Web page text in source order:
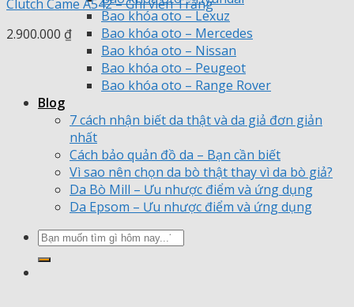
Bao khóa oto – Lexuz
Bao khóa oto – Mercedes
Bao khóa oto – Nissan
Bao khóa oto – Peugeot
Bao khóa oto – Range Rover
Blog
7 cách nhận biết da thật và da giả đơn giản
nhất
Cách bảo quản đồ da – Bạn cần biết
Vì sao nên chọn da bò thật thay vì da bò giả?
Da Bò Mill – Ưu nhược điểm và ứng dụng
Da Epsom – Ưu nhược điểm và ứng dụng
Tìm
kiếm:
Clutch Came A542 – Ghi viền Trắng
2.900.000 ₫